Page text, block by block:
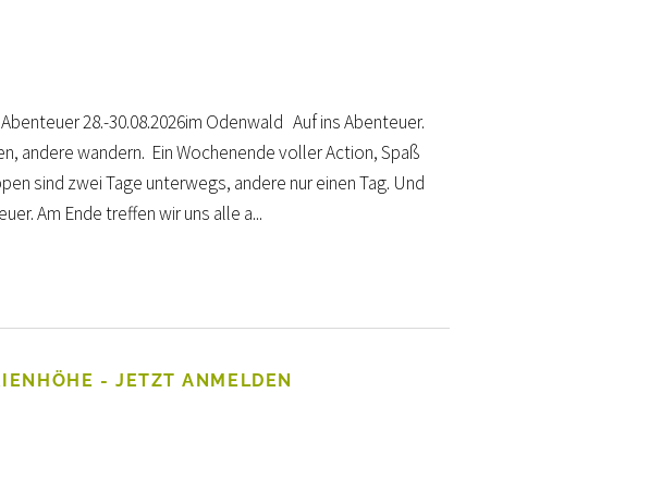
28.-30.08.2026im Odenwald Auf ins Abenteuer.
andere wandern. Ein Wochenende voller Action, Spaß
sind zwei Tage unterwegs, andere nur einen Tag. Und
Am Ende treffen wir uns alle a...
- JETZT ANMELDEN